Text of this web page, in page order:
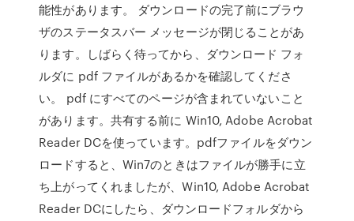
能性があります。 ダウンロードの完了前にブラウ
ザのステータスバー メッセージが閉じることがあ
ります。しばらく待ってから、ダウンロード フォ
ルダに pdf ファイルがあるかを確認してくださ
い。 pdf にすべてのページが含まれていないこと
があります。共有する前に Win10, Adobe Acrobat
Reader DCを使っています。pdfファイルをダウン
ロードすると、Win7のときはファイルが勝手に立
ち上がってくれましたが、Win10, Adobe Acrobat
Reader DCにしたら、ダウンロードフォルダから